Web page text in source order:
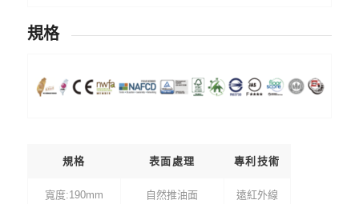
規格
規格 表面處理 專利技術
寬度:190mm
自然推油面
遠紅外線